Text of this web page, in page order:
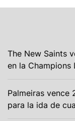
The New Saints
en la Champions
Palmeiras vence
para la ida de